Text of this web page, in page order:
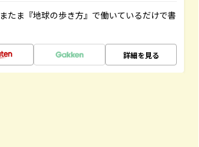
たま『地球の歩き方』で働いているだけで書
詳細を見る